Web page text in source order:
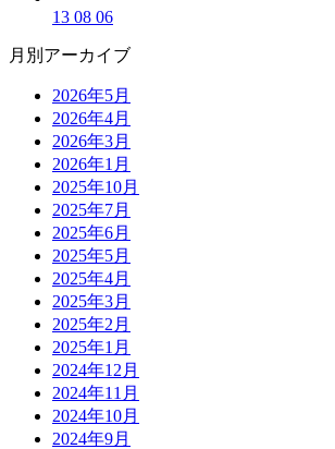
13 08 06
月別アーカイブ
2026年5月
2026年4月
2026年3月
2026年1月
2025年10月
2025年7月
2025年6月
2025年5月
2025年4月
2025年3月
2025年2月
2025年1月
2024年12月
2024年11月
2024年10月
2024年9月